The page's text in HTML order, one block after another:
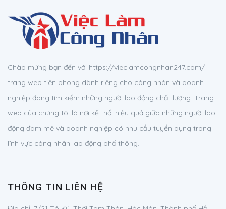
Chào mừng bạn đến với https://vieclamcongnhan247.com/ –
trang web tiên phong dành riêng cho công nhân và doanh
nghiệp đang tìm kiếm những người lao động chất lượng. Trang
web của chúng tôi là nơi kết nối hiệu quả giữa những người lao
động đam mê và doanh nghiệp có nhu cầu tuyển dụng trong
lĩnh vực công nhân lao động phổ thông.
THÔNG TIN LIÊN HỆ